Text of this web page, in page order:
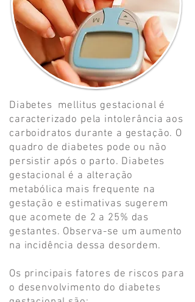
Diabetes mellitus gestacional é
caracterizado pela intolerância aos
carboidratos durante a gestação. O
quadro de diabetes pode ou não
persistir após o parto. Diabetes
gestacional é a alteração
metabólica mais frequente na
gestação e estimativas sugerem
que acomete de 2 a 25% das
gestantes. Observa-se um aumento
na incidência dessa desordem.
Os principais fatores de riscos para
o desenvolvimento do diabetes